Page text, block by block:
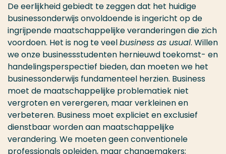
De eerlijkheid gebiedt te zeggen dat het huidige
businessonderwijs onvoldoende is ingericht op de
ingrijpende maatschappelijke veranderingen die zich
voordoen. Het is nog te veelbusiness as usual. Willen
we onze businessstudenten hernieuwd toekomst- en
handelingsperspectief bieden, dan moeten we het
businessonderwijs fundamenteel herzien. Business
moet de maatschappelijke problematiek niet
vergroten en verergeren, maar verkleinen en
verbeteren. Business moet expliciet en exclusief
dienstbaar worden aan maatschappelijke
verandering. We moeten geen conventionele
professionals opleiden, maar changemakers;